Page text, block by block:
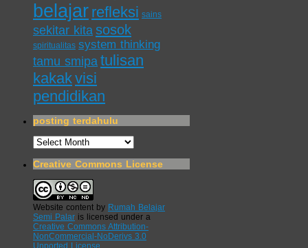
belajar refleksi sains
sekitar kita sosok
spiritualitas system thinking
tamu smipa tulisan
kakakvisi
pendidikan
posting terdahulu
posting
terdahulu
Creative Commons License
Website content by Rumah Belajar
Semi Palar is licensed under a
Creative Commons Attribution-
NonCommercial-NoDerivs 3.0
Unported License